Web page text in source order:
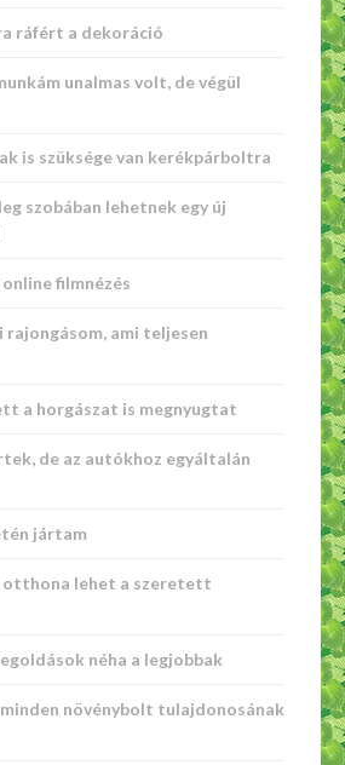
ráfért a dekoráció
unalmas volt, de végül
is szüksége van kerékpárboltra
szobában lehetnek egy új
filmnézés
rajongásom, ami teljesen
a horgászat is megnyugtat
de az autókhoz egyáltalán
jártam
lehet a szeretett
néha a legjobbak
növénybolt tulajdonosának